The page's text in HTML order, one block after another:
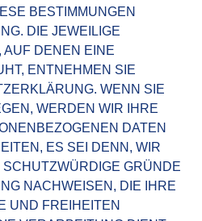
BESTIMMUNGEN
DIE JEWEILIGE
AUF DENEN EINE
ENTNEHMEN SIE
WENN SIE
WERDEN WIR IHRE
DATEN
ES SEI DENN, WIR
GRÜNDE
NACHWEISEN, DIE IHRE
UND FREIHEITEN